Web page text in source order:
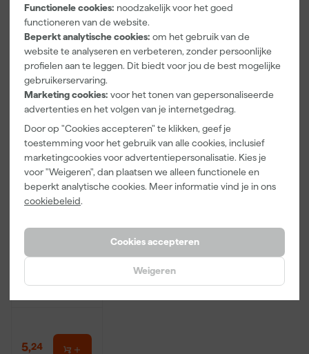
Functionele cookies: noodzakelijk voor het goed
functioneren van de website.
Beperkt analytische cookies: om het gebruik van de
website te analyseren en verbeteren, zonder persoonlijke
profielen aan te leggen. Dit biedt voor jou de best mogelijke
gebruikerservaring.
Marketing cookies: voor het tonen van gepersonaliseerde
advertenties en het volgen van je internetgedrag.
Door op "Cookies accepteren" te klikken, geef je
toestemming voor het gebruik van alle cookies, inclusief
marketingcookies voor advertentiepersonalisatie. Kies je
voor "Weigeren", dan plaatsen we alleen functionele en
beperkt analytische cookies. Meer informatie vind je in ons
cookiebeleid.
Cookies accepteren
Weigeren
00
incl. BTW
Kip Tape 332-
met Masking
33m
bezorgd
5,24